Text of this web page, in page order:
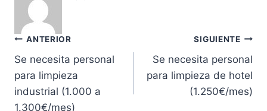
Navegación
de
entradas
ANTERIOR
Se necesita personal
para limpieza
industrial (1.000 a
1.300€/mes)
SIGUIENTE
Se necesita personal
para limpieza de hotel
(1.250€/mes)